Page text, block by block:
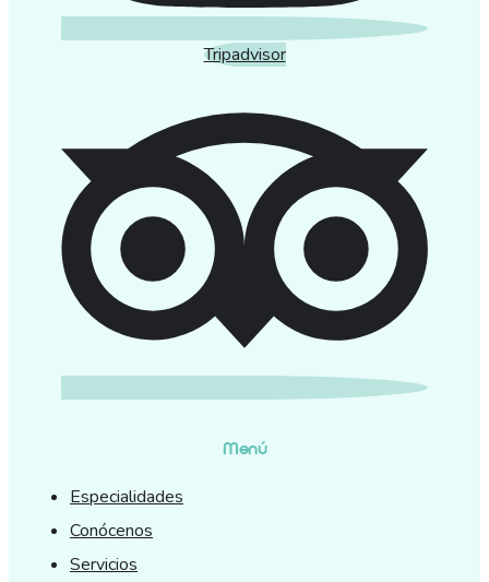
Tripadvisor
Menú
Especialidades
Conócenos
Servicios